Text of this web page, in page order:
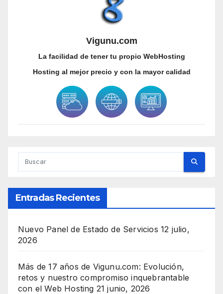
Vigunu.com
La facilidad de tener tu propio WebHosting
Hosting al mejor precio y con la mayor calidad
Entradas Recientes
Nuevo Panel de Estado de Servicios 12 julio,
2026
Más de 17 años de Vigunu.com: Evolución,
retos y nuestro compromiso inquebrantable
con el Web Hosting 21 junio, 2026